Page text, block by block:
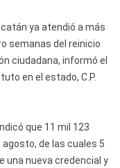
ya atendió a más
semanas del reinicio
ciudadana, informó el
en el estado, C.P.
que 11 mil 123
de las cuales 5
una nueva credencial y